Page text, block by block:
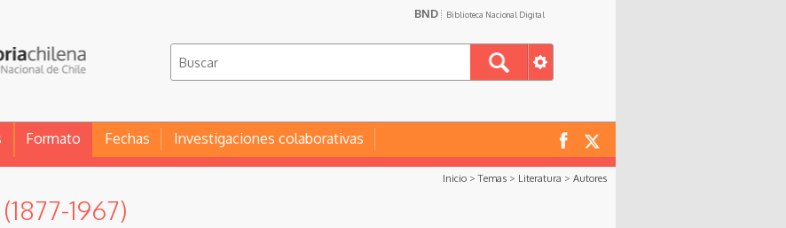
BND Biblioteca Nacional Digital
Formato Fechas Investigaciones colaborativas
Inicio>Temas> Literatura > Autores
1967)